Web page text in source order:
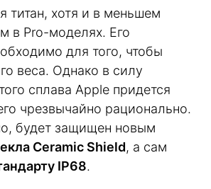
титан, хотя и в меньшем
в Pro-моделях. Его
для того, чтобы
веса. Однако в силу
сплава Apple придется
чрезвычайно рационально.
будет защищен новым
Ceramic Shield, а сам
IP68.